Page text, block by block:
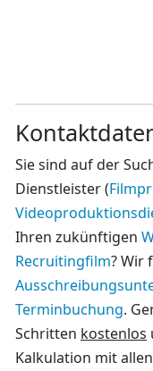
Sie sind auf der
Dienstleister (
Ihren zukünftigen
Recruitingfilm? Wir
Terminbuchung.
Schritten kostenlos
Kalkulation mit